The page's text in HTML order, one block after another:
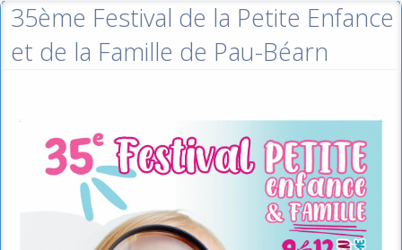
35ème Festival de la Petite Enfance
et de la Famille de Pau-Béarn